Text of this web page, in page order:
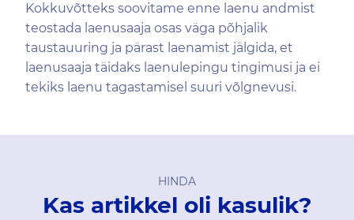
Kokkuvõtteks soovitame enne laenu andmist
teostada laenusaaja osas väga põhjalik
taustauuring ja pärast laenamist jälgida, et
laenusaaja täidaks laenulepingu tingimusi ja ei
tekiks laenu tagastamisel suuri võlgnevusi.
HINDA
Kas artikkel oli kasulik?